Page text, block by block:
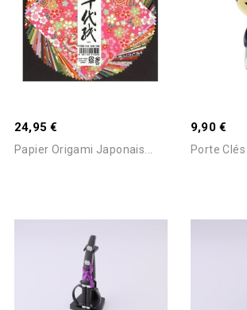
24,95 €
Papier Origami Japonais...
9,90 €
Porte